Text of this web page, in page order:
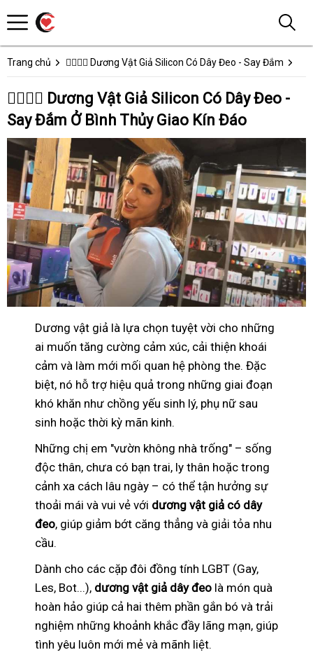
Trang chủ 👩‍❤️‍💋‍👨 Dương Vật Giả Silicon Có Dây Đeo - Say Đắm
👩‍❤️‍💋‍👨 Dương Vật Giả Silicon Có Dây Đeo -
Say Đắm Ở Bình Thủy Giao Kín Đáo
Dương vật giả là lựa chọn tuyệt vời cho những
ai muốn tăng cường cảm xúc, cải thiện khoái
cảm và làm mới mối quan hệ phòng the. Đặc
biệt, nó hỗ trợ hiệu quả trong những giai đoạn
khó khăn như chồng yếu sinh lý, phụ nữ sau
sinh hoặc thời kỳ mãn kinh.
Những chị em "vườn không nhà trống" – sống
độc thân, chưa có bạn trai, ly thân hoặc trong
cảnh xa cách lâu ngày – có thể tận hưởng sự
thoải mái và vui vẻ với dương vật giả có dây
đeo, giúp giảm bớt căng thẳng và giải tỏa nhu
cầu.
Dành cho các cặp đôi đồng tính LGBT (Gay,
Les, Bot...), dương vật giả dây đeo là món quà
hoàn hảo giúp cả hai thêm phần gắn bó và trải
nghiệm những khoảnh khắc đầy lãng mạn, giúp
tình yêu luôn mới mẻ và mãnh liệt.